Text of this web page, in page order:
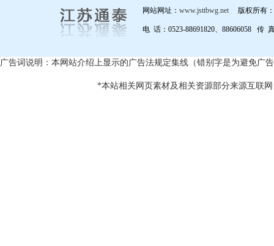
网站网址： www.jsttbwg.net 版权所有
电 话：0523-88691820、88606058 传
广告词说明：本网站介绍上显示的广告法规定集线（错别字是为避免广
*本站相关网页素材及相关资源部分来源互联